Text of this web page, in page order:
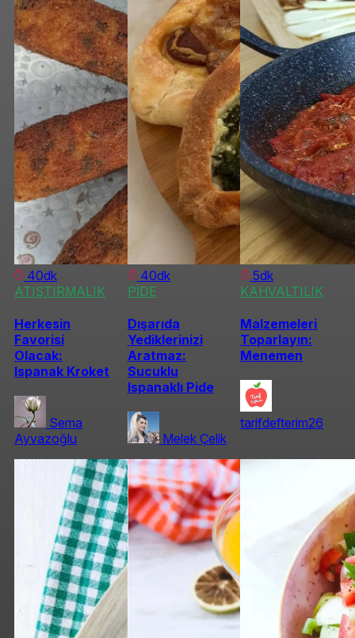
40dk
ATIŞTIRMALIK
Herkesin
Favorisi
Olacak:
Ispanak Kroket
Sema
Ayvazoğlu
40dk
PİDE
Dışarıda
Yediklerinizi
Aratmaz:
Sucuklu
Ispanaklı Pide
Melek Çelik
5dk
KAHVALTILIK
Malzemeleri
Toparlayın:
Menemen
tarifdefterim26